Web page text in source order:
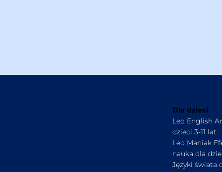
Dla dzieci
Leo English
dzieci 3-11 lat
Leo Maniak
nauka dla
Języki świata